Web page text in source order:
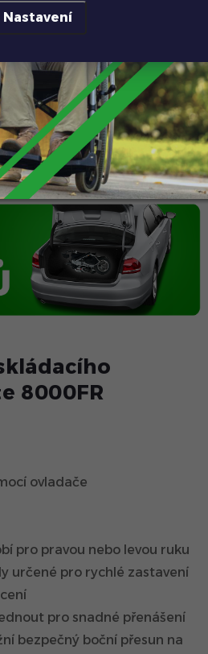
Nastavenínašich oblíbených
8000se výborně hodí při
Elektrický skládací
motorem, lithiovoubaterií,
azárukou 2 rokyvám díky
tu nejpohodlnějšíjízdu.
8000FR
ovladače
pro pravou nebo levou ruku
určené pro rychlé zastavení
pro snadné přenášení
bezpečný boční přesun na